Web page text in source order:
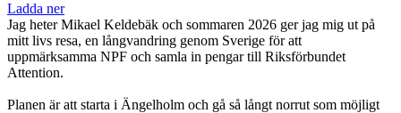
Ladda ner
Jag heter Mikael Keldebäk och sommaren 2026 ger jag mig ut på
mitt livs resa, en långvandring genom Sverige för att
uppmärksamma NPF och samla in pengar till Riksförbundet
Attention.
Planen är att starta i Ängelholm och gå så långt norrut som möjligt